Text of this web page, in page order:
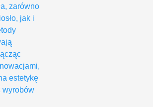
zarówno
jak i
estetykę
wyrobów